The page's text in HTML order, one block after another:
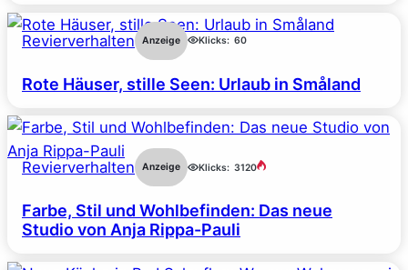
Revierverhalten Anzeige Klicks: 60
Rote Häuser, stille Seen: Urlaub in Småland
Revierverhalten Anzeige Klicks: 3120
Farbe, Stil und Wohlbefinden: Das neue
Studio von Anja Rippa-Pauli